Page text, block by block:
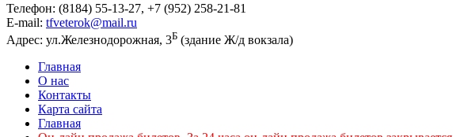
Телефон: (8184) 55-13-27, +7 (952) 258-21-81
E-mail: tfveterok@mail.ru
Адрес: ул.Железнодорожная, 3Б (здание Ж/д вокзала)
Главная
О нас
Контакты
Карта сайта
Главная